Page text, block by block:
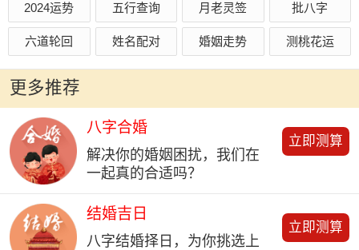
2024运势 五行查询 月老灵签 批八字
六道轮回 姓名配对 婚姻走势 测桃花运
更多推荐
八字合婚
解决你的婚姻困扰，我们在
一起真的合适吗？
立即测算
结婚吉日
八字结婚择日，为你挑选上
立即测算